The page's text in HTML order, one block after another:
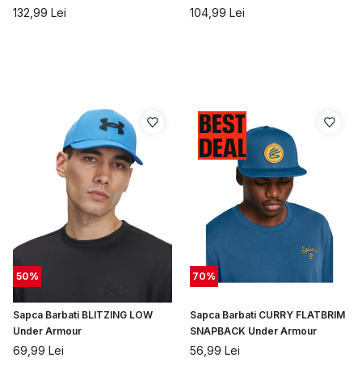
Armour
132,99 Lei 104,99 Lei
50%
Sapca Barbati BLITZING LOW
Under Armour
69,99 Lei
70%
Sapca Barbati CURRY FLATBRIM
SNAPBACK Under Armour
56,99 Lei